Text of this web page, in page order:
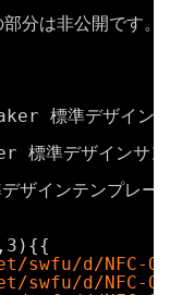
部分は非公開です。
標準デザイ
標準デザインサ
デザインテンプレ
d/NFC-
d/NFC-